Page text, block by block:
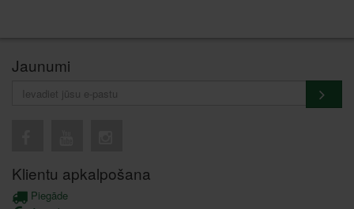
Jaunumi
Klientu apkalpošana
Piegāde